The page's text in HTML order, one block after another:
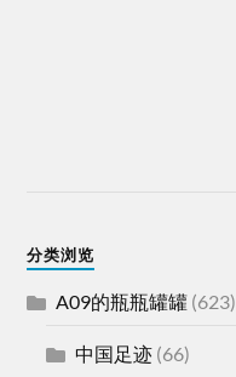
分类浏览
A09的瓶瓶罐罐 (623)
中国足迹 (66)